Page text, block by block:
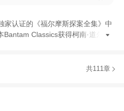
家认证的 《福尔摩斯探案全集》 中
Bantam Classics获得柯南·道尔官
共111章